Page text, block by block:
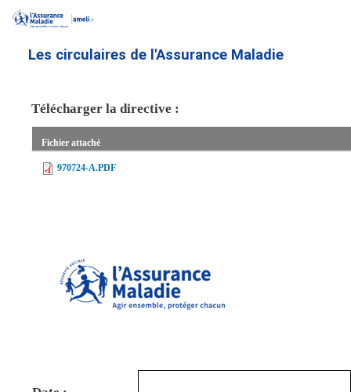
contenu
Les circulaires de l'Assurance Maladie
Télécharger la directive :
Fichier attaché
970724-A.PDF